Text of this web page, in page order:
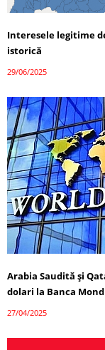
Interesele legitime
istorică
29/06/2025
Arabia Saudită și
dolari la Banca
27/04/2025